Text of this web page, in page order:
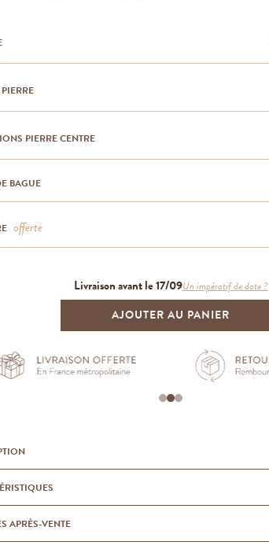
PIERRE CENTRE
BAGUE
offerte
Livraison avant le 17/09Un impératif de date ?
AJOUTER AU PANIER
APRÈS-VENTE